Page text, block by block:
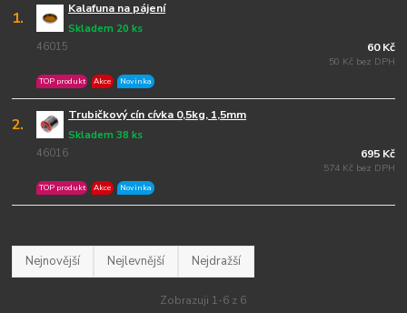
1. Kalafuna na pájení
46015
Skladem 20 ks
TOP produkt Akce Novinka
60 Kč
50 Kč bez DPH
2. Trubičkový cín cívka 0,5kg, 1,5mm
46016
Skladem 38 ks
TOP produkt Akce Novinka
695 Kč
574 Kč bez DPH
Nejnovější Nejlevnější Nejdražší
Zobrazuji 1-6 z 6